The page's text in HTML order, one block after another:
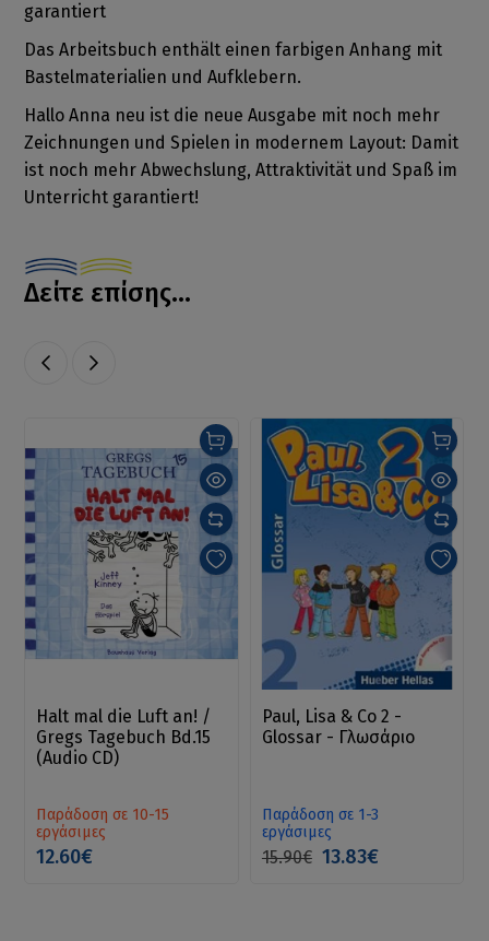
garantiert
Das Arbeitsbuch enthält einen farbigen Anhang mit
Bastelmaterialien und Aufklebern.
Hallo Anna neu ist die neue Ausgabe mit noch mehr
Zeichnungen und Spielen in modernem Layout: Damit
ist noch mehr Abwechslung, Attraktivität und Spaß im
Unterricht garantiert!
Δείτε επίσης...
Halt mal die Luft an! /
Gregs Tagebuch Bd.15
(Audio CD)
Παράδοση σε 10-15
εργάσιμες
12.60€
Paul, Lisa & Co 2 -
Glossar - Γλωσάριο
Παράδοση σε 1-3
εργάσιμες
15.90€ 13.83€